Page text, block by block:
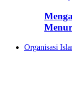
Organisasi